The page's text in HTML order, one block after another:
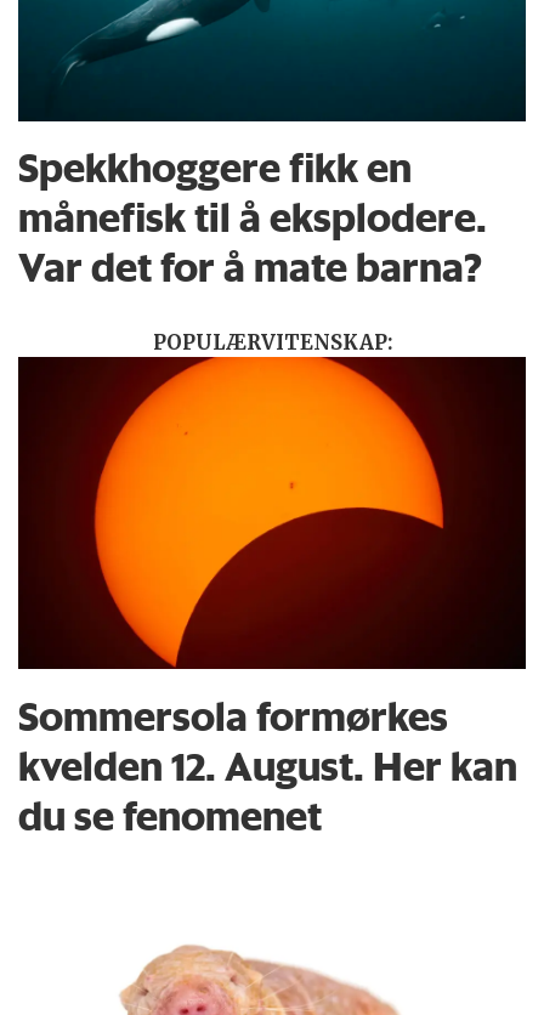
Spekkhoggere fikk en
månefisk til å eksplodere.
Var det for å mate barna?
POPULÆRVITENSKAP:
Sommersola formørkes
kvelden 12. August. Her kan
du se fenomenet